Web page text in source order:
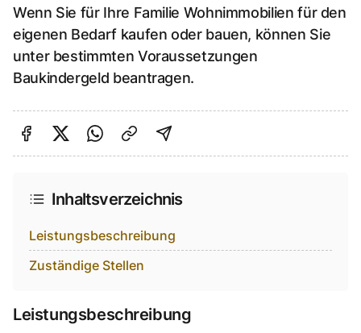
Wenn Sie für Ihre Familie Wohnimmobilien für den
eigenen Bedarf kaufen oder bauen, können Sie
unter bestimmten Voraussetzungen
Baukindergeld beantragen.
Auf Facebook teilen
Auf Twitter teilen
Per Link teilen
shareViaEmail
Inhaltsverzeichnis
Leistungsbeschreibung
Zuständige Stellen
Leistungsbeschreibung